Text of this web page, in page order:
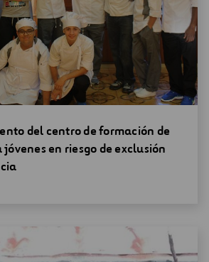
del centro de formación de
en riesgo de exclusión